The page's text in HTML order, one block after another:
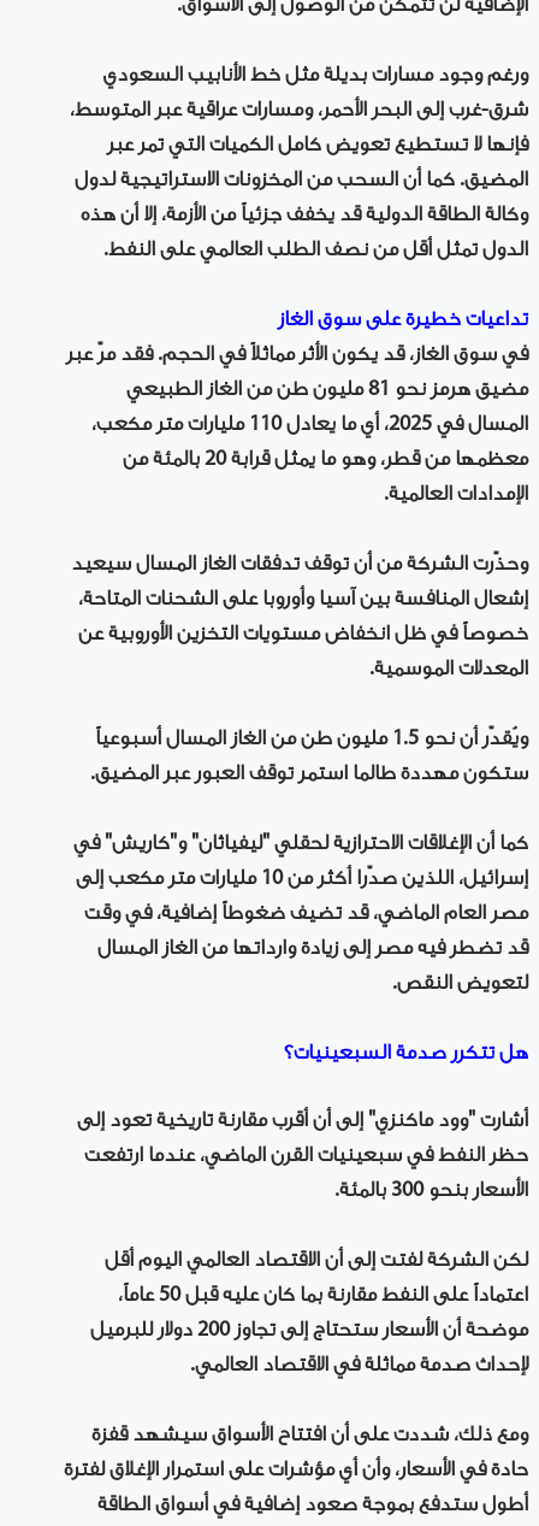
الإضافية لن تتمكن من الوصول إلى الأسواق.
ورغم وجود مسارات بديلة مثل خط الأنابيب السعودي
شرق-غرب إلى البحر الأحمر، ومسارات عراقية عبر المتوسط،
فإنها لا تستطيع تعويض كامل الكميات التي تمر عبر
المضيق. كما أن السحب من المخزونات الاستراتيجية لدول
وكالة الطاقة الدولية قد يخفف جزئياً من الأزمة، إلا أن هذه
الدول تمثل أقل من نصف الطلب العالمي على النفط.
تداعيات خطيرة على سوق الغاز
في سوق الغاز، قد يكون الأثر مماثلاً في الحجم. فقد مرّ عبر
مضيق هرمز نحو 81 مليون طن من الغاز الطبيعي
المسال في 2025، أي ما يعادل 110 مليارات متر مكعب،
معظمها من قطر، وهو ما يمثل قرابة 20 بالمئة من
الإمدادات العالمية.
وحذّرت الشركة من أن توقف تدفقات الغاز المسال سيعيد
إشعال المنافسة بين آسيا وأوروبا على الشحنات المتاحة،
خصوصاً في ظل انخفاض مستويات التخزين الأوروبية عن
المعدلات الموسمية.
ويُقدّر أن نحو 1.5 مليون طن من الغاز المسال أسبوعياً
ستكون مهددة طالما استمر توقف العبور عبر المضيق.
كما أن الإغلاقات الاحترازية لحقلي "ليفياثان" و"كاريش" في
إسرائيل، اللذين صدّرا أكثر من 10 مليارات متر مكعب إلى
مصر العام الماضي، قد تضيف ضغوطاً إضافية، في وقت
قد تضطر فيه مصر إلى زيادة وارداتها من الغاز المسال
لتعويض النقص.
هل تتكرر صدمة السبعينيات؟
أشارت "وود ماكنزي" إلى أن أقرب مقارنة تاريخية تعود إلى
حظر النفط في سبعينيات القرن الماضي، عندما ارتفعت
الأسعار بنحو 300 بالمئة.
لكن الشركة لفتت إلى أن الاقتصاد العالمي اليوم أقل
اعتماداً على النفط مقارنة بما كان عليه قبل 50 عاماً،
موضحة أن الأسعار ستحتاج إلى تجاوز 200 دولار للبرميل
لإحداث صدمة مماثلة في الاقتصاد العالمي.
ومع ذلك، شددت على أن افتتاح الأسواق سيشهد قفزة
حادة في الأسعار، وأن أي مؤشرات على استمرار الإغلاق لفترة
أطول ستدفع بموجة صعود إضافية في أسواق الطاقة